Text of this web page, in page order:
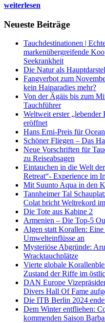
weiterlesen
Neueste Beiträge
Tauchdestinationen |
markenübergreifende
Seekrankheit
Die Natur als
Fangverbot zum
kein Haiparadies mehr?
Von der Ägäis bis zum
Tauchführer
Weltweit erster
eröffnet
Hans Erni-Preis für
Schöner Fliegen – Das
Neue Vorschriften für
zu Reiseabsagen
Eintauchen in die Welt
Retreat“- Experience im
Mit Suunto Aqua in den
Tannheimer Tal
Colat bricht Weltrekord
Die Tote aus Kabine 2
Armenien – Die Top-5
Algen statt Korallen:
Umwelteinflüsse an
Mysteriöse Abgründe:
Wracktauchplätze
Vierte globale
Zustand der Riffe im
DAN Europe
Divers Hall Of Fame
Die ITB Berlin 2024
Dem Winter entfliehen:
kommenden Saison